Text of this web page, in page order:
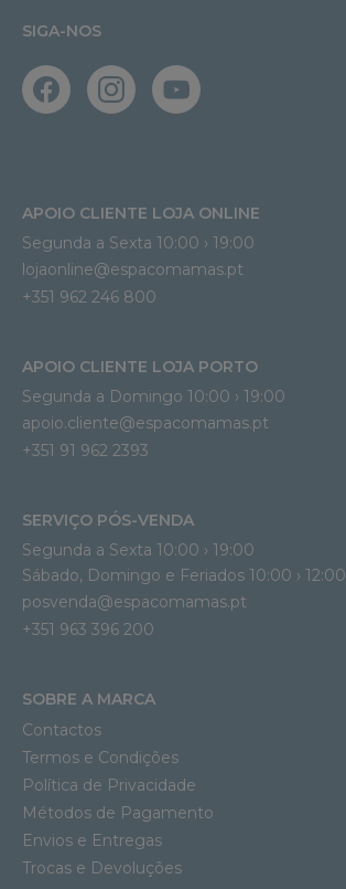
SIGA-NOS
APOIO CLIENTE LOJA ONLINE
Segunda a Sexta 10:00 › 19:00
lojaonline@espacomamas.pt
+351 962 246 800
APOIO CLIENTE LOJA PORTO
Segunda a Domingo 10:00 › 19:00
apoio.cliente@espacomamas.pt
+351 91 962 2393
SERVIÇO PÓS-VENDA
Segunda a Sexta 10:00 › 19:00
Sábado, Domingo e Feriados 10:00 › 12:00
posvenda@espacomamas.pt
+351 963 396 200
SOBRE A MARCA
Contactos
Termos e Condições
Política de Privacidade
Métodos de Pagamento
Envios e Entregas
Trocas e Devoluções